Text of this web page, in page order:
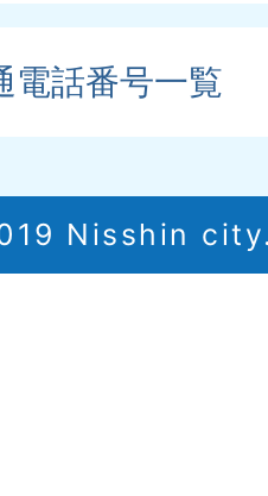
電話番号一覧
Nisshin